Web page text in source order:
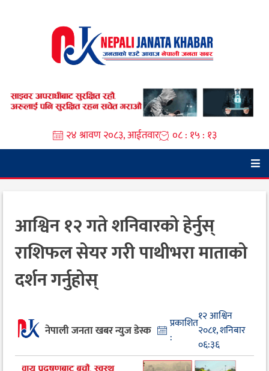
२४ श्रावण २०८३, आईतवार ०८ : १५ : १४
आश्विन १२ गते शनिवारको हेर्नुस्
राशिफल सेयर गरी पाथीभरा माताको
दर्शन गर्नुहोस्
नेपाली जनता खबर न्युज डेस्क
प्रकाशित
:
१२ आश्विन
२०८१, शनिबार
०६:३६